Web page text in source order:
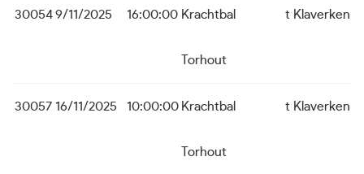
300549/11/2025 16:00:00 Krachtbal
Torhout
t Klaverken
30057 16/11/2025 10:00:00 Krachtbal
Torhout
t Klaverken